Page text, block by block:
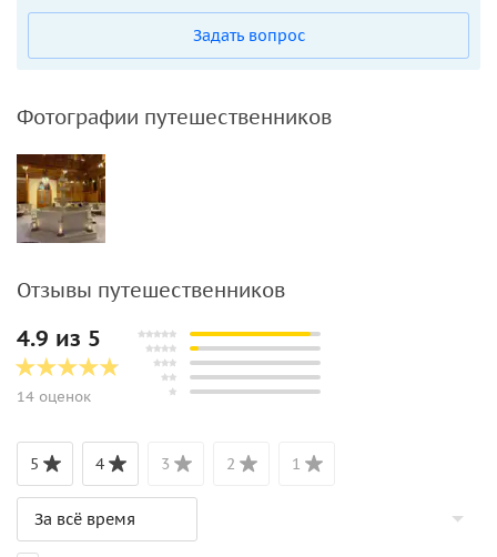
Задать вопрос
Фотографии путешественников
Отзывы путешественников
4.9 из 5
14 оценок
5 4 3 2 1